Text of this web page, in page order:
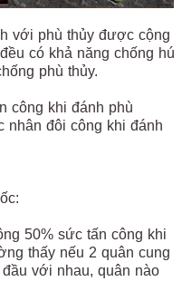
với phù thủy được cộng
có khả năng chống hú
phù thủy.
công khi đánh phù
nhân đôi công khi đánh
50% sức tấn công khi
thấy nếu 2 quân cung
với nhau, quân nào